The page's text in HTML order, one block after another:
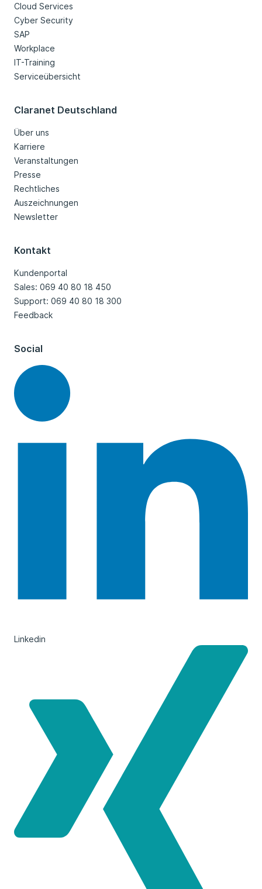
Cloud Services
Cyber Security
SAP
Workplace
IT-Training
Serviceübersicht
Claranet Deutschland
Über uns
Karriere
Veranstaltungen
Presse
Rechtliches
Auszeichnungen
Newsletter
Kontakt
Kundenportal
Sales: 069 40 80 18 450
Support: 069 40 80 18 300
Feedback
Social
Linkedin